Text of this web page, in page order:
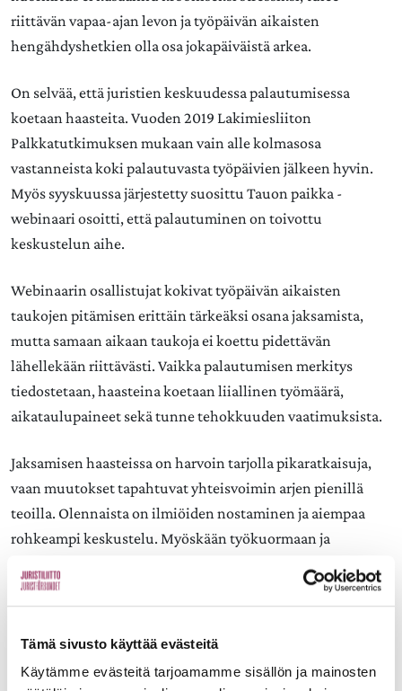
Tämä sivusto käyttää evästeitä
Käytämme evästeitä tarjoamamme sisällön ja mainosten
riittävän vapaa-ajan levon ja työpäivän aikaisten
hengähdyshetkien olla osa jokapäiväistä arkea.
On selvää, että juristien keskuudessa palautumisessa
koetaan haasteita. Vuoden 2019 Lakimiesliiton
Palkkatutkimuksen mukaan vain alle kolmasosa
vastanneista koki palautuvasta työpäivien jälkeen hyvin.
Myös syyskuussa järjestetty suosittu Tauon paikka -
webinaari osoitti, että palautuminen on toivottu
keskustelun aihe.
Webinaarin osallistujat kokivat työpäivän aikaisten
taukojen pitämisen erittäin tärkeäksi osana jaksamista,
mutta samaan aikaan taukoja ei koettu pidettävän
lähellekään riittävästi. Vaikka palautumisen merkitys
tiedostetaan, haasteina koetaan liiallinen työmäärä,
aikataulupaineet sekä tunne tehokkuuden vaatimuksista.
Jaksamisen haasteissa on harvoin tarjolla pikaratkaisuja,
vaan muutokset tapahtuvat yhteisvoimin arjen pienillä
teoilla. Olennaista on ilmiöiden nostaminen ja aiempaa
rohkeampi keskustelu. Myöskään työkuormaan ja
mutta olennaista on etsiä ratkaisuja yhdessä niin
Jaksamista tukevien käytäntöjen sisäistäminen osaksi
työelämää edellyttää työkulttuurin pikkuhiljaista